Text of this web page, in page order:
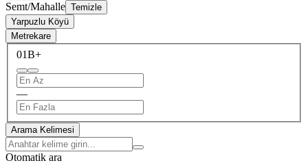
Semt/Mahalle Temizle
Yarpuzlu Köyü
Metrekare
01B+
—
Arama Kelimesi
Otomatik ara